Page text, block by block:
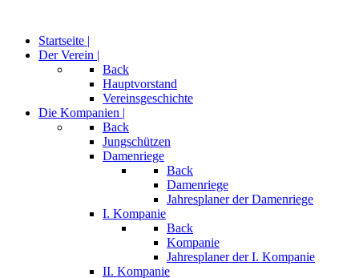
Startseite |
Der Verein |
Back
Hauptvorstand
Vereinsgeschichte
Die Kompanien |
Back
Jungschützen
Damenriege
Back
Damenriege
Jahresplaner der Damenriege
I. Kompanie
Back
Kompanie
Jahresplaner der I. Kompanie
II. Kompanie